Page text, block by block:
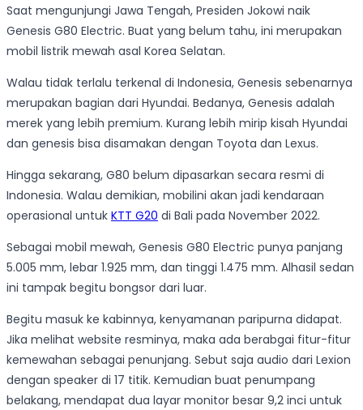
Saat mengunjungi Jawa Tengah, Presiden Jokowi naik
Genesis G80 Electric. Buat yang belum tahu, ini merupakan
mobil listrik mewah asal Korea Selatan.
Walau tidak terlalu terkenal di Indonesia, Genesis sebenarnya
merupakan bagian dari Hyundai. Bedanya, Genesis adalah
merek yang lebih premium. Kurang lebih mirip kisah Hyundai
dan genesis bisa disamakan dengan Toyota dan Lexus.
Hingga sekarang, G80 belum dipasarkan secara resmi di
Indonesia. Walau demikian, mobilini akan jadi kendaraan
operasional untuk KTT G20 di Bali pada November 2022.
Sebagai mobil mewah, Genesis G80 Electric punya panjang
5.005 mm, lebar 1.925 mm, dan tinggi 1.475 mm. Alhasil sedan
ini tampak begitu bongsor dari luar.
Begitu masuk ke kabinnya, kenyamanan paripurna didapat.
Jika melihat website resminya, maka ada berabgai fitur-fitur
kemewahan sebagai penunjang. Sebut saja audio dari Lexion
dengan speaker di 17 titik. Kemudian buat penumpang
belakang, mendapat dua layar monitor besar 9,2 inci untuk